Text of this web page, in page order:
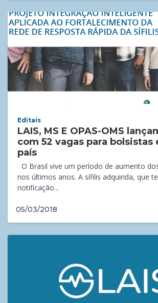
Editais
LAIS, MS E OPAS-OMS
com 52 vagas para bolsistas
país
O Brasil vive um período de aumento
nos últimos anos. A sífilis adquirida, que
notificação...
05/03/2018